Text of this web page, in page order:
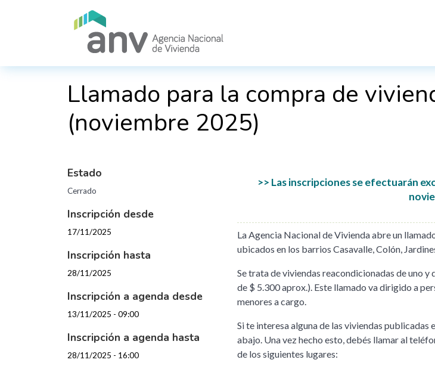
Llamado para la compra de
(noviembre 2025)
Estado
Cerrado
Inscripción desde
17/11/2025
Inscripción hasta
28/11/2025
Inscripción a agenda desde
13/11/2025 - 09:00
Inscripción a agenda hasta
28/11/2025 - 16:00
>> Las inscripciones se efectuarán
La Agencia Nacional de Vivienda abre un
ubicados en los barrios Casavalle, Colón,
Se trata de viviendas reacondicionadas de uno
de $ 5.300 aprox.). Este llamado va dirigido a
menores a cargo.
Si te interesa alguna de las viviendas
abajo. Una vez hecho esto, debés llamar al
de los siguientes lugares: